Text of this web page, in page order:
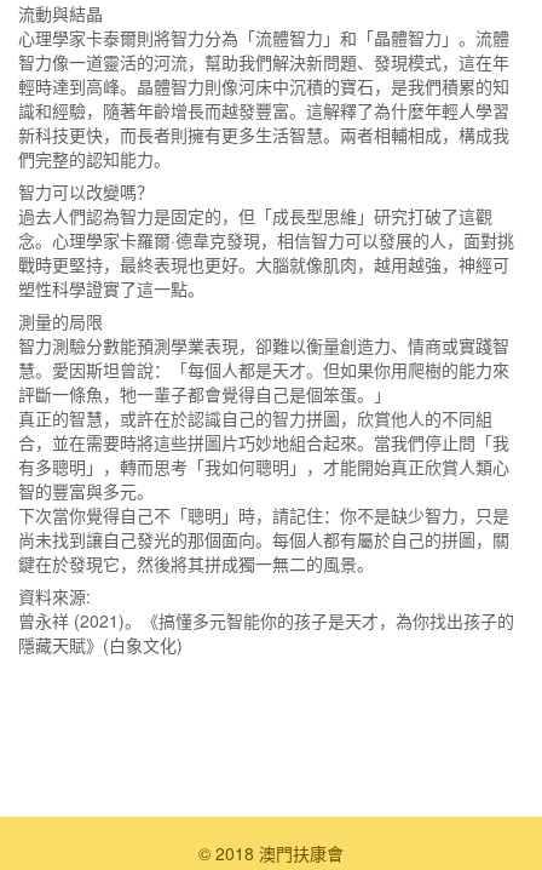
流動與結晶
心理學家卡泰爾則將智力分為「流體智力」和「晶體智力」。流體
智力像一道靈活的河流，幫助我們解決新問題、發現模式，這在年
輕時達到高峰。晶體智力則像河床中沉積的寶石，是我們積累的知
識和經驗，隨著年齡增長而越發豐富。這解釋了為什麼年輕人學習
新科技更快，而長者則擁有更多生活智慧。兩者相輔相成，構成我
們完整的認知能力。
智力可以改變嗎？
過去人們認為智力是固定的，但「成長型思維」研究打破了這觀
念。心理學家卡羅爾·德韋克發現，相信智力可以發展的人，面對挑
戰時更堅持，最終表現也更好。大腦就像肌肉，越用越強，神經可
塑性科學證實了這一點。
測量的局限
智力測驗分數能預測學業表現，卻難以衡量創造力、情商或實踐智
慧。愛因斯坦曾說：「每個人都是天才。但如果你用爬樹的能力來
評斷一條魚，牠一輩子都會覺得自己是個笨蛋。」
真正的智慧，或許在於認識自己的智力拼圖，欣賞他人的不同組
合，並在需要時將這些拼圖片巧妙地組合起來。當我們停止問「我
有多聰明」，轉而思考「我如何聰明」，才能開始真正欣賞人類心
智的豐富與多元。
下次當你覺得自己不「聰明」時，請記住：你不是缺少智力，只是
尚未找到讓自己發光的那個面向。每個人都有屬於自己的拼圖，關
鍵在於發現它，然後將其拼成獨一無二的風景。
資料來源:
曾永祥 (2021)。《搞懂多元智能你的孩子是天才，為你找出孩子的
隱藏天賦》(白象文化)
© 2018 澳門扶康會